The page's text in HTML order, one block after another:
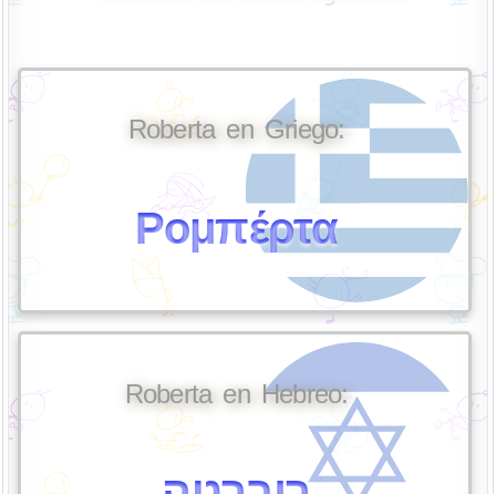
Roberta en Griego:
Ρομπέρτα
Roberta en Hebreo: